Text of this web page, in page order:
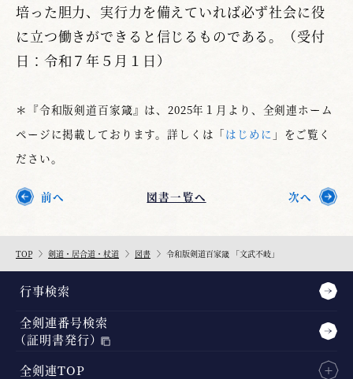
培った胆力、実行力を備えていれば必ず社会に役
に立つ働きができると信じるものである。（受付
日：令和７年５月１日）
＊『令和版剣道百家箴』は、2025年１月より、全剣連ホーム
ページに掲載しております。詳しくは「はじめに 」をご覧く
ださい。
前へ 図書一覧へ 次へ
TOP 剣道・居合道・杖道 図書 令和版剣道百家箴 「文武不岐」
行事検索
全剣連番号検索
（証明書発行）
全剣連TOP